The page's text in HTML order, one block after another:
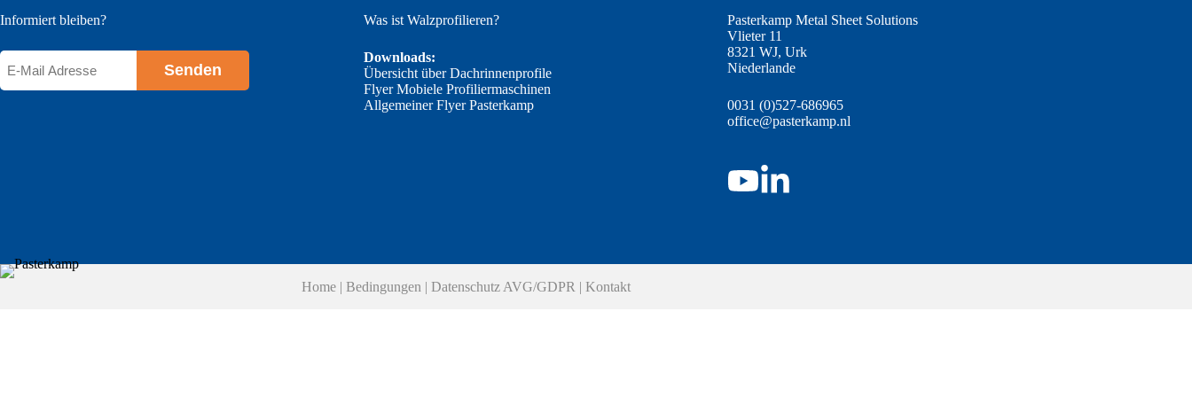
Informiert bleiben?
E-
Mail
Was ist Walzprofilieren?
Downloads:
Übersicht über Dachrinnenprofile
Flyer Mobiele Profiliermaschinen
Allgemeiner Flyer Pasterkamp
Pasterkamp Metal Sheet Solutions
Vlieter 11
8321 WJ, Urk
Niederlande
0031 (0)527-686965
office@pasterkamp.nl
Home| Bedingungen | Datenschutz AVG/GDPR | Kontakt